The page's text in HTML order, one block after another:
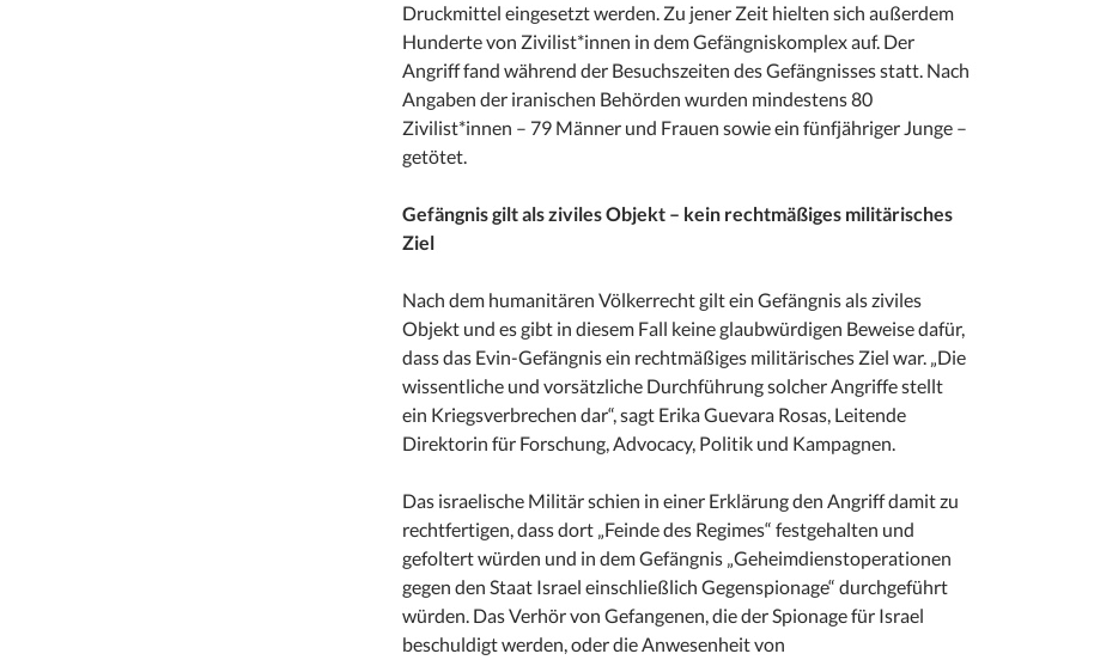
Druckmittel eingesetzt werden. Zu jener Zeit hielten sich außerdem
Hunderte von Zivilist*innen in dem Gefängniskomplex auf. Der
Angriff fand während der Besuchszeiten des Gefängnisses statt. Nach
Angaben der iranischen Behörden wurden mindestens 80
Zivilist*innen – 79 Männer und Frauen sowie ein fünfjähriger Junge –
getötet.
Gefängnis gilt als ziviles Objekt – kein rechtmäßiges militärisches
Ziel
Nach dem humanitären Völkerrecht gilt ein Gefängnis als ziviles
Objekt und es gibt in diesem Fall keine glaubwürdigen Beweise dafür,
dass das Evin-Gefängnis ein rechtmäßiges militärisches Ziel war. „Die
wissentliche und vorsätzliche Durchführung solcher Angriffe stellt
ein Kriegsverbrechen dar“, sagt Erika Guevara Rosas, Leitende
Direktorin für Forschung, Advocacy, Politik und Kampagnen.
Das israelische Militär schien in einer Erklärung den Angriff damit zu
rechtfertigen, dass dort „Feinde des Regimes“ festgehalten und
gefoltert würden und in dem Gefängnis „Geheimdienstoperationen
gegen den Staat Israel einschließlich Gegenspionage“ durchgeführt
würden. Das Verhör von Gefangenen, die der Spionage für Israel
beschuldigt werden, oder die Anwesenheit von